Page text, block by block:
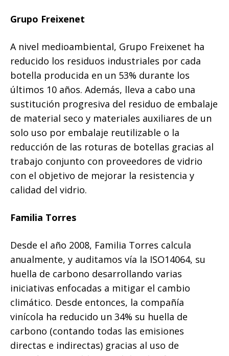
Grupo Freixenet
A nivel medioambiental, Grupo Freixenet ha
reducido los residuos industriales por cada
botella producida en un 53% durante los
últimos 10 años. Además, lleva a cabo una
sustitución progresiva del residuo de embalaje
de material seco y materiales auxiliares de un
solo uso por embalaje reutilizable o la
reducción de las roturas de botellas gracias al
trabajo conjunto con proveedores de vidrio
con el objetivo de mejorar la resistencia y
calidad del vidrio.
Familia Torres
Desde el año 2008, Familia Torres calcula
anualmente, y auditamos vía la ISO14064, su
huella de carbono desarrollando varias
iniciativas enfocadas a mitigar el cambio
climático. Desde entonces, la compañía
vinícola ha reducido un 34% su huella de
carbono (contando todas las emisiones
directas e indirectas) gracias al uso de